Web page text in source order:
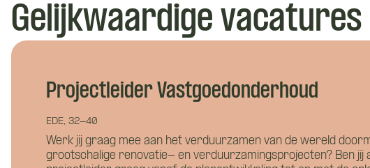
Gelijkwaardige vacatures
Projectleider Vastgoedonderhoud
EDE, 32-40
Werk jij graag mee aan het verduurzamen van de wereld
grootschalige renovatie- en verduurzamingsprojecten? Ben jij
Wat is je naam?
Wil je alvast